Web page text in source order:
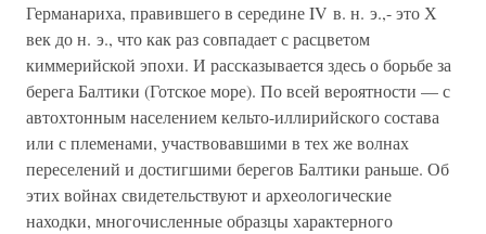
Германариха, правившего в середине IV в. н. э.,- это Х
век до н. э., что как раз совпадает с расцветом
киммерийской эпохи. И рассказывается здесь о борьбе за
берега Балтики (Готское море). По всей вероятности — с
автохтонным населением кельто-иллирийского состава
или с племенами, участвовавшими в тех же волнах
переселений и достигшими берегов Балтики раньше. Об
этих войнах свидетельствуют и археологические
находки, многочисленные образцы характерного